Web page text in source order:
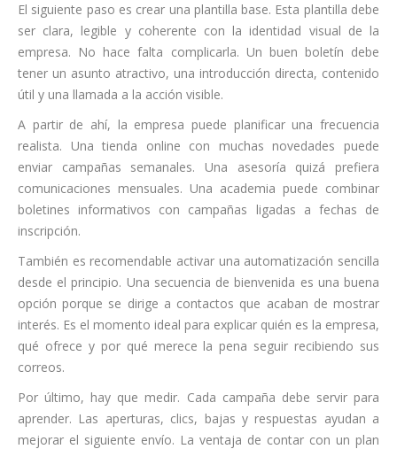
El siguiente paso es crear una plantilla base. Esta plantilla debe
ser clara, legible y coherente con la identidad visual de la
empresa. No hace falta complicarla. Un buen boletín debe
tener un asunto atractivo, una introducción directa, contenido
útil y una llamada a la acción visible.
A partir de ahí, la empresa puede planificar una frecuencia
realista. Una tienda online con muchas novedades puede
enviar campañas semanales. Una asesoría quizá prefiera
comunicaciones mensuales. Una academia puede combinar
boletines informativos con campañas ligadas a fechas de
inscripción.
También es recomendable activar una automatización sencilla
desde el principio. Una secuencia de bienvenida es una buena
opción porque se dirige a contactos que acaban de mostrar
interés. Es el momento ideal para explicar quién es la empresa,
qué ofrece y por qué merece la pena seguir recibiendo sus
correos.
Por último, hay que medir. Cada campaña debe servir para
aprender. Las aperturas, clics, bajas y respuestas ayudan a
mejorar el siguiente envío. La ventaja de contar con un plan